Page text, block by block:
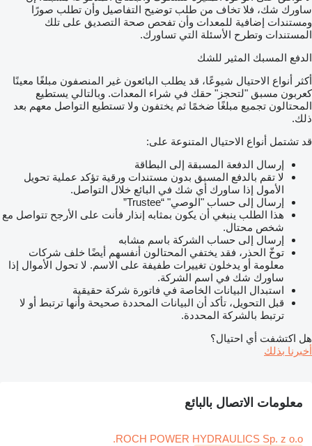
ساورك شك، فلا تخاف من طلب توضيح التفاصيل وأن تطلب صورًا
ومستندات إضافية للمعدات وأن تفحص صحة التصديق على تلك
المستندات وتطرح الأسئلة التي تساورك.
الدفع المسبك المثير للشك
أكثر أنواع الاحتيال شيوعًا، قد يطلب البائعون غير المنصفون مبلغًا معينًا
كعربون مسبق "لتحجز" حقك في شراء المعدات. وبالتالي يستطيع
المحتالون تجميع مبلغًا ضخمًا ثم يختفون ولا تستطيع التواصل معهم بعد
ذلك.
قد تشتمل أنواع الاحتيال المتنوعة على:
إرسال الدفعة المسبقة إلى البطاقة
لا تقم بالدفع المسبق بدون مستندات ورقية تؤكد عملية تحويل
الأمول إذا ساورك أي شك في البائع خلال التواصل.
إرسال إلى حساب "الوصي" “Trustee”
هذا الطلب ينبغي أن يكون بمثابه إنذار فأنت على الأرجح تتواصل مع
شخص محتال.
إرسال إلى حساب الشركة باسم مشابه
توخّ الحذر، فقد يختفي المحتالون أنفسهم أيضًا خلف شركات
معلومة أو يدخلون تغييرات طفيفة على الاسم. لا تحول الأموال إذا
ساورك شك في اسم الشركة.
استبدال البيانات الخاصة في فاتورة شركة حقيقية
قبل التحويل، تأكد أن البيانات المحددة صحيحة وأنها ترتبط أو لا
ترتبط بالشركة المحددة.
هل اكتشفت أي احتيال؟
أخبرنا بذلك
معلومات الاتصال بالبائع
ROCH POWER HYDRAULICS Sp. z o.o.